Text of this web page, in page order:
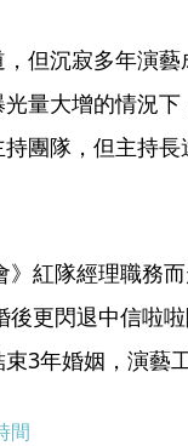
但沉寂多年演
量大增的情況
團隊，但主持
紅隊經理職務
更閃退中信啦
3年婚姻，演藝
間